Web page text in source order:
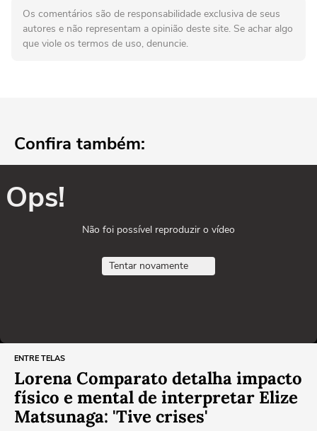
Os comentários são de responsabilidade exclusiva de seus
autores e não representam a opinião deste site. Se achar algo
que viole os termos de uso, denuncie.
Confira também:
Ops!
Não foi possível reproduzir o vídeo
Tentar novamente
ENTRE TELAS
Lorena Comparato detalha impacto
físico e mental de interpretar Elize
Matsunaga: 'Tive crises'